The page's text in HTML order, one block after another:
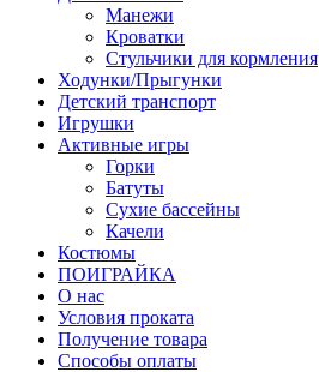
Манежи
Кроватки
Стульчики для кормления
Ходунки/Прыгунки
Детский транспорт
Игрушки
Активные игры
Горки
Батуты
Сухие бассейны
Качели
Костюмы
ПОИГРАЙКА
О нас
Условия проката
Получение товара
Способы оплаты